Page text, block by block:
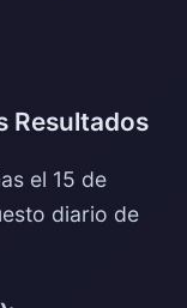
Resultados
el 15 de
diario de